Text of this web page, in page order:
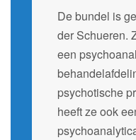
De bundel is
der Schueren.
een
psychotische
heeft ze ook